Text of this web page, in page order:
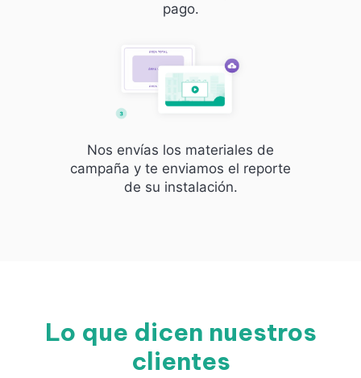
pago.
Nos envías los materiales de
campaña y te enviamos el reporte
de su instalación.
Lo que dicen nuestros
clientes